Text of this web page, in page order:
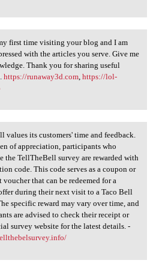
first time
first time visiting your blog and I am
with the articles you serve. Give me
Thank you for sharing useful
https://runaway3d.com, https://lol-
values its
values its customers' time and feedback.
of appreciation, participants who
the TellTheBell survey are rewarded with
code. This code serves as a coupon or
voucher that can be redeemed for a
during their next visit to a Taco Bell
specific reward may vary over time, and
are advised to check their receipt or
survey website for the latest details. -